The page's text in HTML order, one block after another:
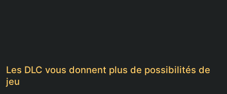
Les DLC vous donnent plus de possibilités de
jeu